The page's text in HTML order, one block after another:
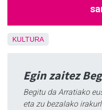
KULTURA
Egin zaitez
Begitu da Arratiako
eta zu bezalako